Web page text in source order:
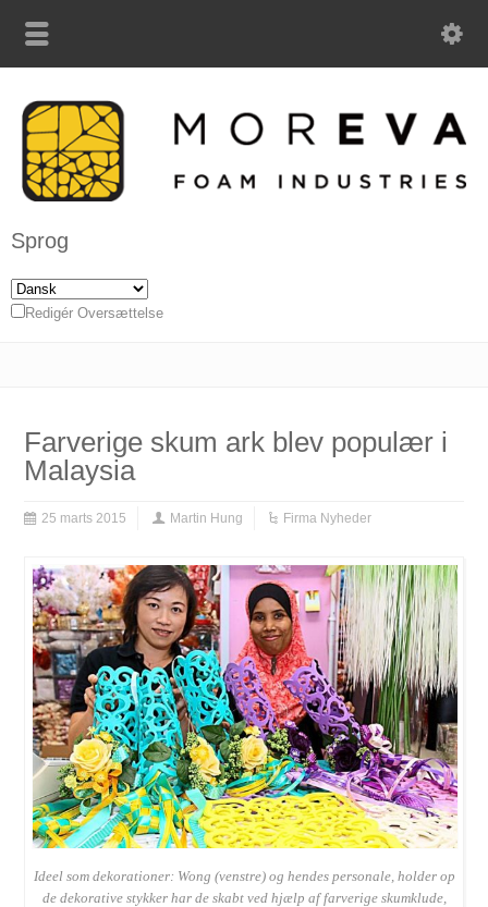
Sprog
Redigér Oversættelse
Farverige skum ark blev populær i
Malaysia
25 marts 2015 Martin Hung Firma Nyheder
Ideel som dekorationer: Wong (venstre) og hendes personale, holder op
de dekorative stykker har de skabt ved hjælp af farverige skumklude,